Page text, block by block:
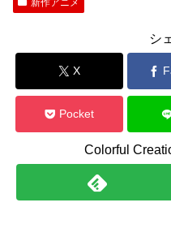
新作アニメ
シ
X
Pocket
Colorful